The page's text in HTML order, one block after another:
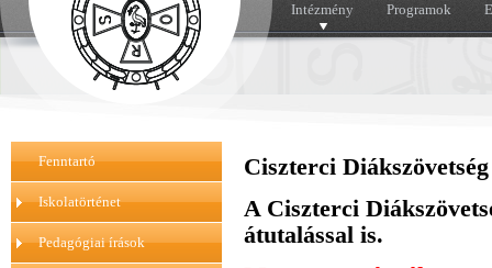
Intézmény Programok
Fenntartó
Iskolatörténet
Pedagógiai írások
Ciszterci
A Ciszterci
átutalással is.